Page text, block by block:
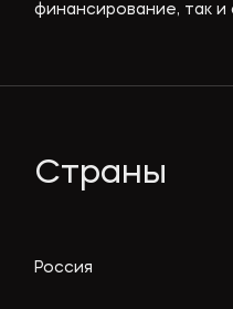
финансирование, так
Страны
Россия